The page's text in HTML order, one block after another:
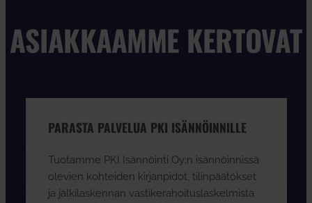
ASIAKKAAMME KERTOVAT
PARASTA PALVELUA PKI ISÄNNÖINNILLE
Tuotamme PKI Isännöinti Oy:n isännöinnissä
olevien kohteiden kirjanpidot, tilinpäätökset
ja jälkilaskennan vastikerahoituslaskelmista